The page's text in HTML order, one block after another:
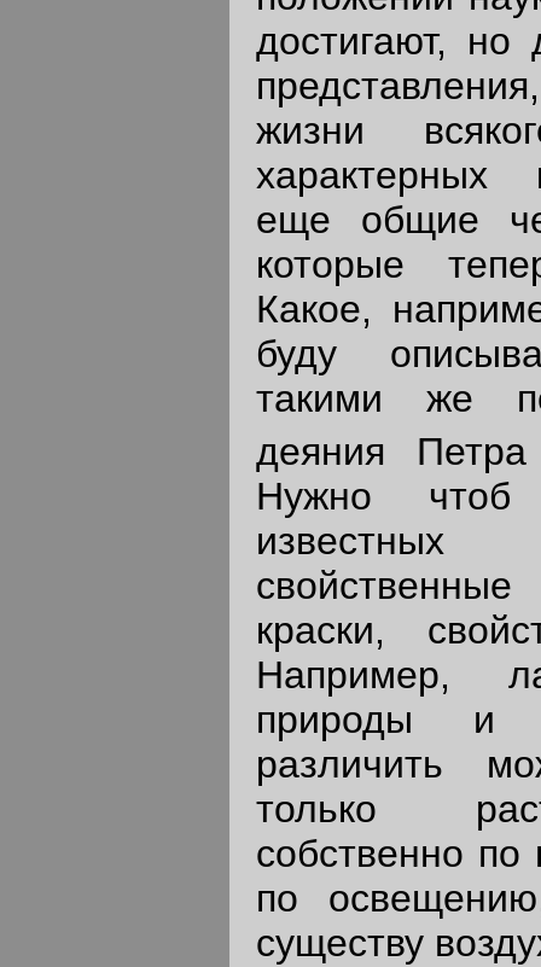
достигают,
жизни
характерных
еще общие
которые
Какое,
буду
такими же
деяния
Нужно чтоб
краски,
Например,
природы и
различить
только
собственно
по
существу